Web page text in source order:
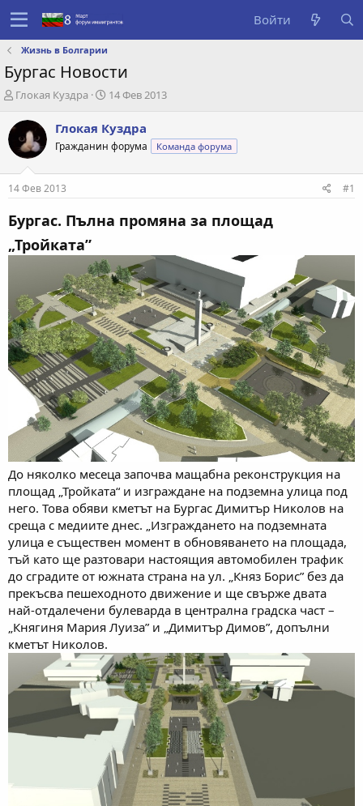
Войти
Жизнь в Болгарии
Бургас Новости
А
т
о
р
е
м
Глокая Куздра
Д
т
а
с
н
я
14 Фев 2013
Глокая Куздра
Гражданин форума Команда форума
14 Фев 2013 #1
Бургас. Пълна промяна за площад
„Тройката”
До няколко месеца започва мащабна реконструкция на
площад „Тройката“ и изграждане на подземна улица под
него. Това обяви кметът на Бургас Димитър Николов на
среща с медиите днес. „Изграждането на подземната
улица е съществен момент в обновяването на площада,
тъй като ще разтовари настоящия автомобилен трафик
до сградите от южната страна на ул. „Княз Борис” без да
прекъсва пешеходното движение и ще свърже двата
най-отдалечени булеварда в централна градска част –
„Княгиня Мария Луиза” и „Димитър Димов”, допълни
кметът Николов.